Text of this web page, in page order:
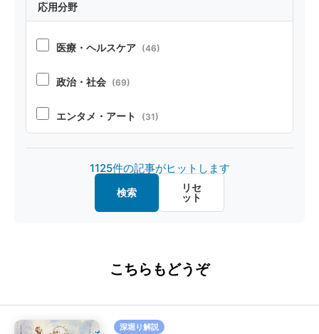
オープンソース (32)
マルチモーダル (26)
ハルシネーション (16)
セキュリティ (16)
応用分野
医療・ヘルスケア (46)
政治・社会 (69)
エンタメ・アート (31)
製造・デザイン (20)
(20)
1125件の記事がヒットします
検索
リセ
ット
こちらもどうぞ
深堀り解説